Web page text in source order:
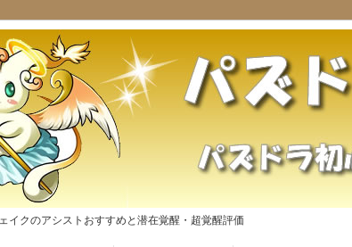
イクのアシストおすすめと潜在覚醒・超覚醒評価